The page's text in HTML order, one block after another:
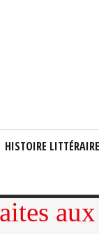
HISTOIRE LITTÉRAIRE